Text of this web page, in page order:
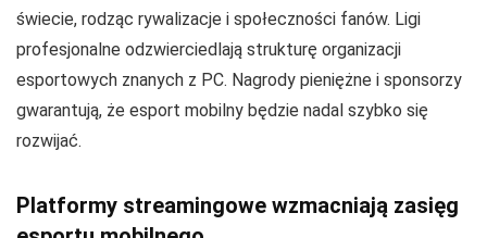
świecie, rodząc rywalizacje i społeczności fanów. Ligi
profesjonalne odzwierciedlają strukturę organizacji
esportowych znanych z PC. Nagrody pieniężne i sponsorzy
gwarantują, że esport mobilny będzie nadal szybko się
rozwijać.
Platformy streamingowe wzmacniają zasięg